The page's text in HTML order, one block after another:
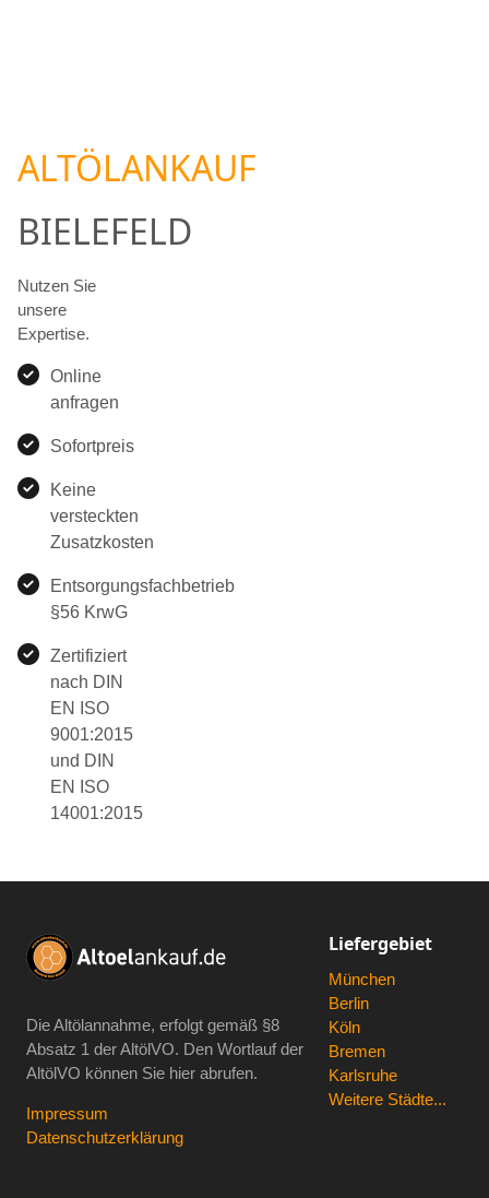
ALTÖLANKAUF
BIELEFELD
Nutzen Sie
unsere
Expertise.
Online
anfragen
Sofortpreis
Keine
versteckten
Zusatzkosten
Entsorgungsfachbetrieb
§56 KrwG
Zertifiziert
nach DIN
EN ISO
9001:2015
und DIN
EN ISO
14001:2015
Die Altölannahme, erfolgt gemäß §8
Absatz 1 der AltölVO. Den Wortlauf der
AltölVO können Sie hier abrufen.
Impressum
Datenschutzerklärung
Liefergebiet
München
Berlin
Köln
Bremen
Karlsruhe
Weitere Städte...